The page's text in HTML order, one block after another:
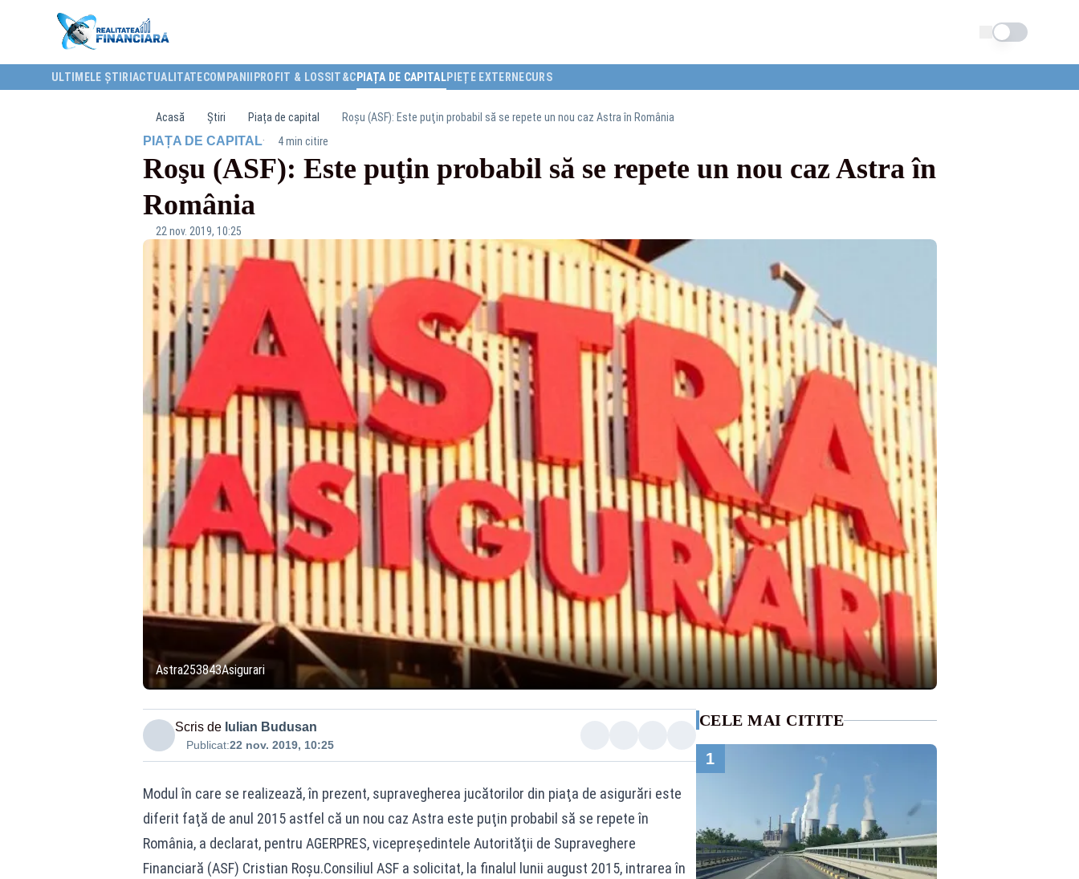
Schimba tema
ULTIMELE ȘTIRI ACTUALITATECOMPANII PROFIT & LOSS IT&C PIAȚA DE CAPITALPIEȚE EXTERNECURS
Acasă Știri Piața de capital Roşu (ASF): Este puţin probabil să se repete un nou caz Astra în România
PIAȚA DE CAPITAL· 4 min citire
Roşu (ASF): Este puţin probabil să se repete un nou caz Astra în
România
22 nov. 2019, 10:25
Astra253843Asigurari
Scris de Iulian Budusan
Publicat:22 nov. 2019, 10:25
Modul în care se realizează, în prezent, supravegherea jucătorilor din piaţa de asigurări este
diferit faţă de anul 2015 astfel că un nou caz Astra este puţin probabil să se repete în
România, a declarat, pentru AGERPRES, vicepreşedintele Autorităţii de Supraveghere
Financiară (ASF) Cristian Roşu.Consiliul ASF a solicitat, la finalul lunii august 2015, intrarea în
CELE MAI CITITE
1